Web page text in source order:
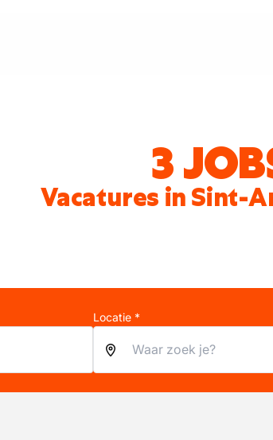
3
Vacatures in Sint-
Locatie *